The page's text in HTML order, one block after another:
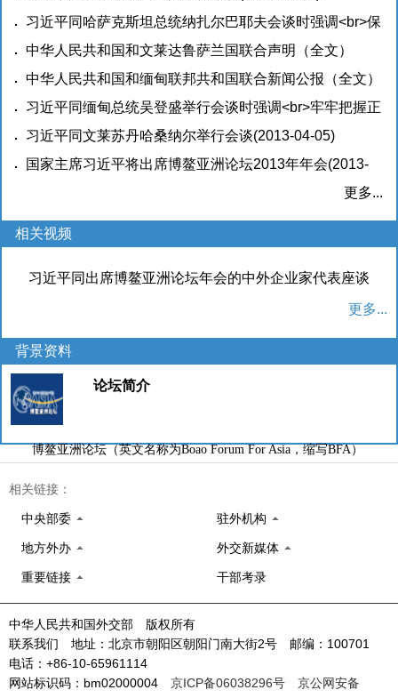
习近平同哈萨克斯坦总统纳扎尔巴耶夫会谈时强调<br>保
持密切交往 规划好中哈关系未来发展(2013-04-06)
中华人民共和国和文莱达鲁萨兰国联合声明（全文）
(2013-04-06)
中华人民共和国和缅甸联邦共和国联合新闻公报（全文）
(2013-04-06)
习近平同缅甸总统吴登盛举行会谈时强调<br>牢牢把握正
确方向 坚定不移推进中缅友好事业(2013-04-06)
习近平同文莱苏丹哈桑纳尔举行会谈(2013-04-05)
国家主席习近平将出席博鳌亚洲论坛2013年年会(2013-
更多...
相关视频
习近平同出席博鳌亚洲论坛年会的中外企业家代表座谈
更多...
背景资料
论坛简介
博鳌亚洲论坛（英文名称为Boao Forum For Asia，缩写BFA）
织。论坛由菲律宾前总统拉莫斯、澳大利亚前总理霍克及日本前首相
细川护熙于1998年倡议，并于2001年2月27日正式宣告成立。中国海
相关链接：
中央部委 驻外机构
地方外办 外交新媒体
重要链接 干部考录
中华人民共和国外交部 版权所有
联系我们 地址：北京市朝阳区朝阳门南大街2号 邮编：100701
电话：+86-10-65961114
网站标识码：bm02000004 京ICP备06038296号
京公网安备